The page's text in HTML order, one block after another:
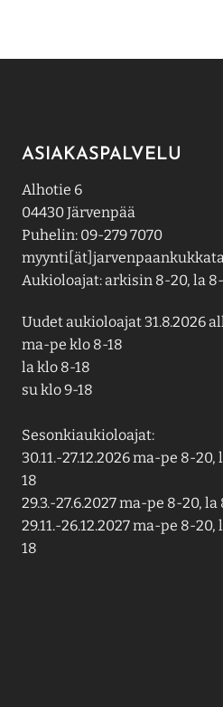
ASIAKASPALVELU
Alhotie 6
04430 Järvenpää
Puhelin: 09-279 7070
Aukioloajat: arkisin 8-20, la 8-
Uudet aukioloajat 31.8.2026
ma-pe klo 8-18
la klo 8-18
su klo 9-18
Sesonkiaukioloajat:
30.11.-27.12.2026 ma-pe 8-20,
18
29.3.-27.6.2027 ma-pe 8-20, la
29.11.-26.12.2027 ma-pe 8-20,
18